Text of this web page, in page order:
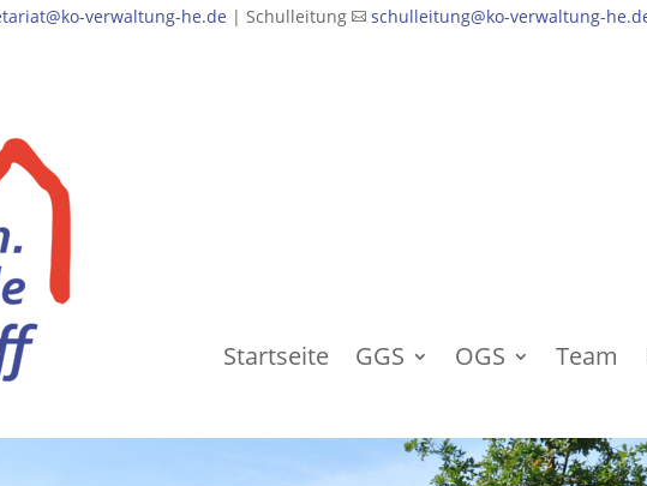
verwaltung-he.de | Schulleitung  schulleitung@ko-verwaltung-
Startseite GGS OGS Team